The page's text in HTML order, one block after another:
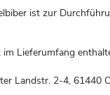
ist zur
Lieferumfang
Landstr. 2-4, 61440